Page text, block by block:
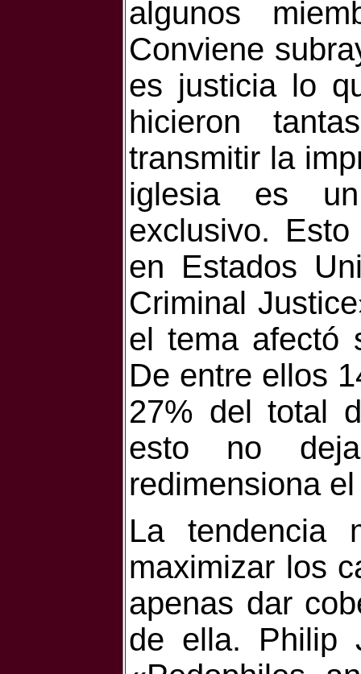
algunos
Conviene
es justicia lo
hicieron
transmitir la
iglesia es
exclusivo.
en Estados
Criminal
el tema afectó
De entre ellos
27% del total
esto no
redimensiona
La tendencia
maximizar los
apenas dar
de ella. Philip